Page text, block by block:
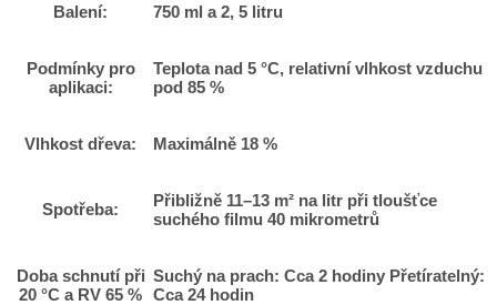
Balení: 750 ml a 2, 5 litru
Podmínky pro
aplikaci:
Teplota nad 5 °C, relativní vlhkost vzduchu
pod 85 %
Vlhkost dřeva: Maximálně 18 %
Spotřeba:
Přibližně 11–13 m² na litr při tloušťce
suchého filmu 40 mikrometrů
Doba schnutí při
20 °C a RV 65 %
Suchý na prach: Cca 2 hodiny Přetíratelný:
Cca 24 hodin